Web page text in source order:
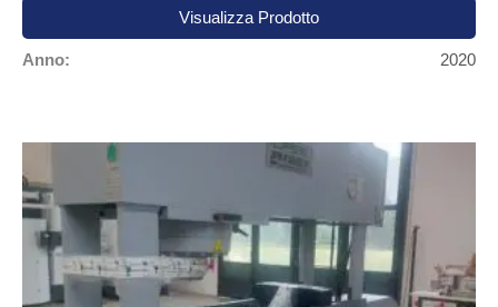
Visualizza Prodotto
Anno: 2020